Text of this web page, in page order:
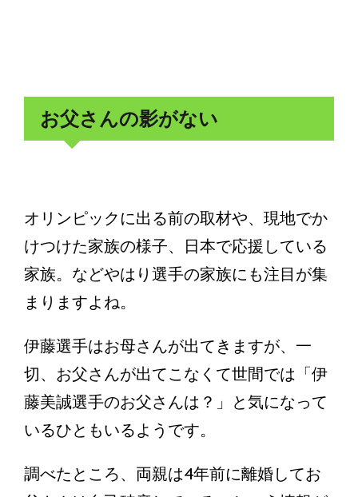
お父さんの影がない
オリンピックに出る前の取材や、現地でか
けつけた家族の様子、日本で応援している
家族。などやはり選手の家族にも注目が集
まりますよね。
伊藤選手はお母さんが出てきますが、一
切、お父さんが出てこなくて世間では「伊
藤美誠選手のお父さんは？」と気になって
いるひともいるようです。
調べたところ、両親は4年前に離婚してお